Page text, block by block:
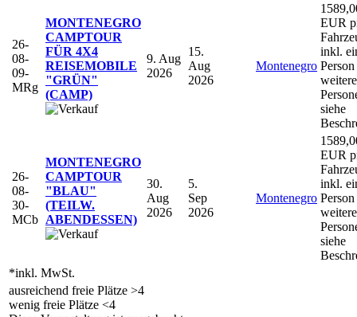
26-
08-
09-
MRg
MONTENEGRO
CAMPTOUR
FÜR 4X4
REISEMOBILE
"GRÜN"
(CAMP)
9. Aug
2026
15.
Aug
2026
Montenegro
EUR
inkl.
weitere
siehe
26-
08-
30-
MCb
MONTENEGRO
CAMPTOUR
"BLAU"
(TEILW.
ABENDESSEN)
30.
Aug
2026
5.
Sep
2026
Montenegro
EUR
inkl.
weitere
siehe
*inkl. MwSt.
ausreichend freie Plätze >4
wenig freie Plätze <4